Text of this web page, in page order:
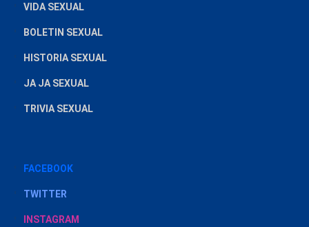
VIDA SEXUAL
BOLETIN SEXUAL
HISTORIA SEXUAL
JA JA SEXUAL
TRIVIA SEXUAL
FACEBOOK
TWITTER
INSTAGRAM